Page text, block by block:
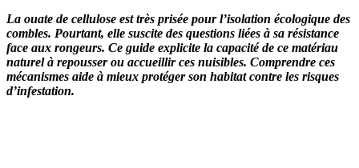
La ouate de cellulose est très prisée pour l’isolation écologique des
combles. Pourtant, elle suscite des questions liées à sa résistance
face aux rongeurs. Ce guide explicite la capacité de ce matériau
naturel à repousser ou accueillir ces nuisibles. Comprendre ces
mécanismes aide à mieux protéger son habitat contre les risques
d’infestation.